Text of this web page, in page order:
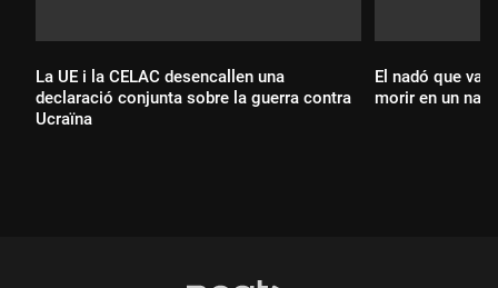
La UE i la CELAC desencallen una
declaració conjunta sobre la guerra contra
Ucraïna
El nadó que va
morir en un